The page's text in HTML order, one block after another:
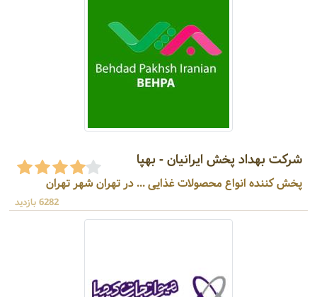
شرکت بهداد پخش ایرانیان - بهپا
پخش کننده انواع محصولات غذایی ... در تهران شهر تهران
6282 بازدید